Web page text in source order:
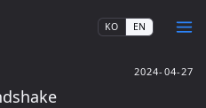
KO EN
2024-04-27